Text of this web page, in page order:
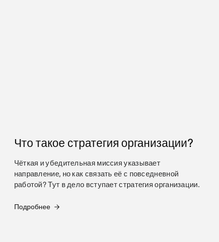
Что такое стратегия организации?
Чёткая и убедительная миссия указывает
направление, но как связать её с повседневной
работой? Тут в дело вступает стратегия организации.
Подробнее